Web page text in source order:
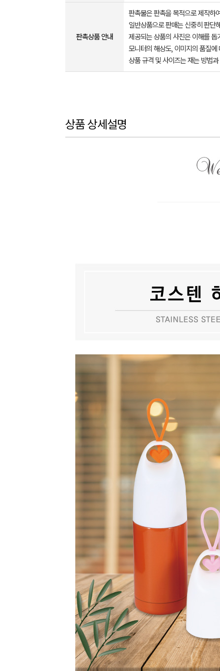
판촉상품 안내
판촉물은 판촉을 목적으로 제작하
일반상품으로 판매는 신중히 판단
제공되는 상품의 사진은 이해를
모니터의 해상도, 이미지의 품질
상품 규격 및 사이즈는 재는 방법
상품 상세설명